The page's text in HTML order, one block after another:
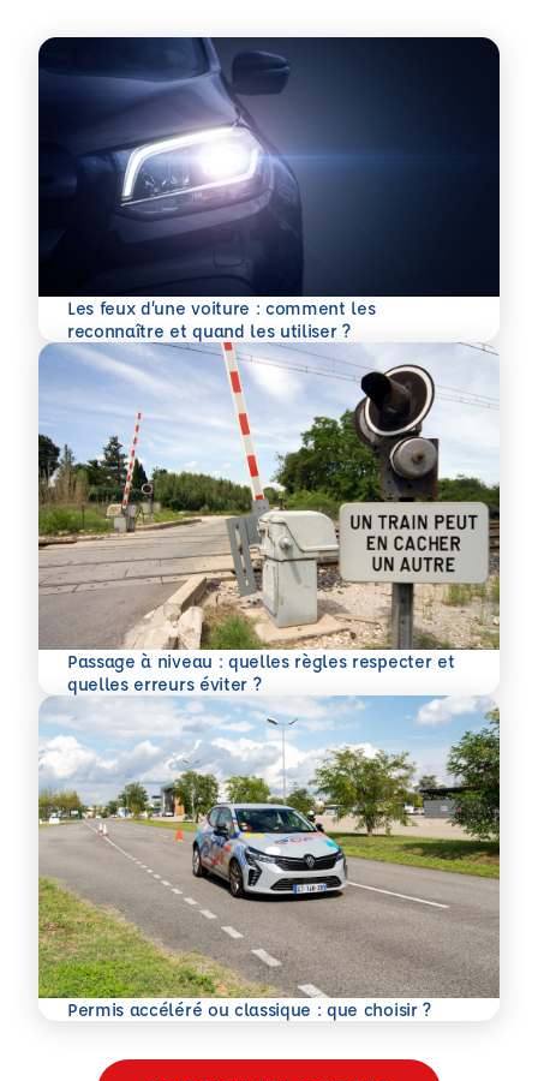
Les feux d’une voiture : comment les
reconnaître et quand les utiliser ?
En savoir plus
Passage à niveau : quelles règles respecter et
quelles erreurs éviter ?
En savoir plus
Permis accéléré ou classique : que choisir ?
En savoir plus